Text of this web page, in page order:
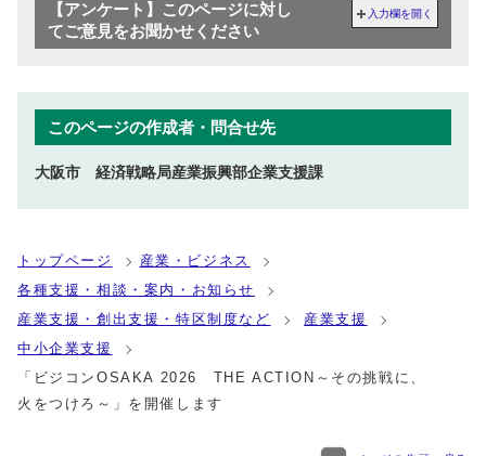
【アンケート】このページに対し
てご意見をお聞かせください
入力欄を開く
このページの作成者・問合せ先
大阪市 経済戦略局産業振興部企業支援課
トップページ
産業・ビジネス
各種支援・相談・案内・お知らせ
産業支援・創出支援・特区制度など
産業支援
中小企業支援
「ビジコンOSAKA 2026 THE ACTION～その挑戦に、
火をつけろ～」を開催します